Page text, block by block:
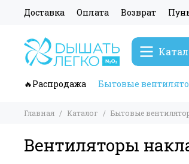
Доставка Оплата Возврат
🔥Распродажа Бытовые
Главная Каталог Бытовые
Вентиляторы